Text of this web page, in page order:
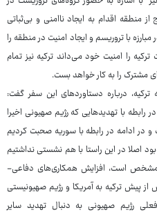
منطقه اقدام به ایجاد ناامنی و بی‌ثباتی
با تروریسم و ایجاد امنیت در منطقه را
را امنیت خود می‌داند ترکیه نیز تمام
مشترک را به کار خواهد بست.
ترکیه، درباره دستاوردهای این سفر گفت:
با تهدیدهایی که رژیم صهیونی اخیرا
در ادامه در رابطه با سوریه صحبت کردیم
اصلا در این راستا با هم نشستی نداشتیم
مشخص است، افزایش همکاری‌های دفاعی-
از پیش ترکیه به آمریکا و رژیم صهیونیستی
رژیم صهیونی به دنبال تهدید سایر